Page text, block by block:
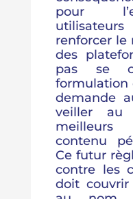
pour
renforcer le
des
pas se
formulation
demande
veiller au
contenu
Ce futur
contre les
doit